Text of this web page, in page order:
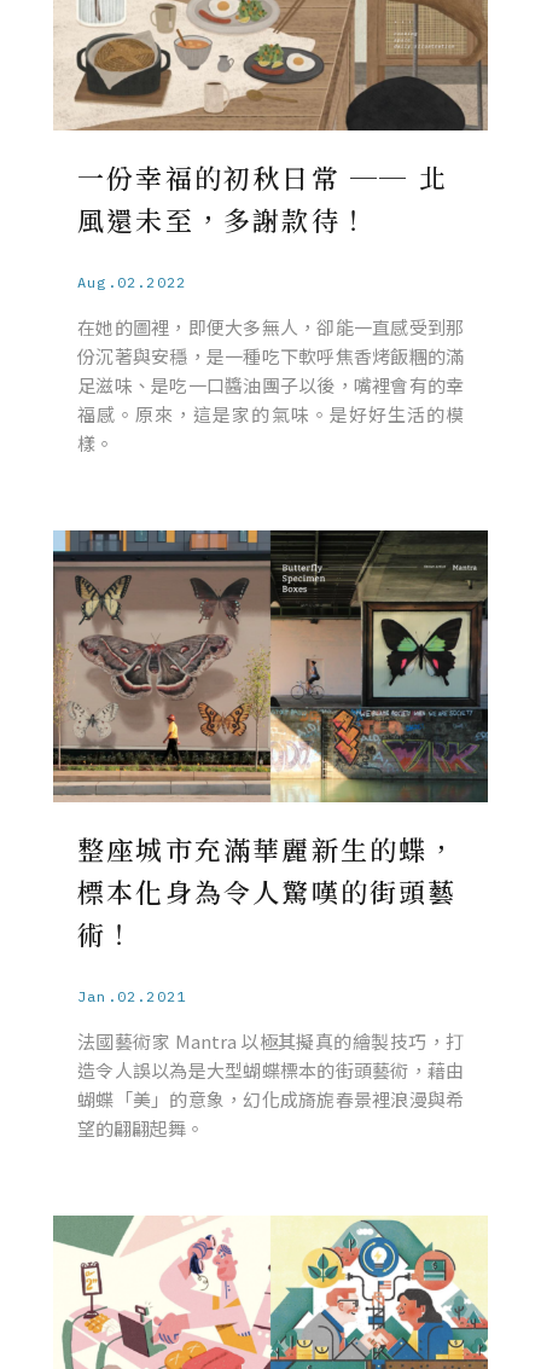
一份幸福的初秋日常 ── 北
風還未至，多謝款待！
Aug.02.2022
在她的圖裡，即便大多無人，卻能一直感受到那
份沉著與安穩，是一種吃下軟呼焦香烤飯糰的滿
足滋味、是吃一口醬油團子以後，嘴裡會有的幸
福感。原來，這是家的氣味。是好好生活的模
樣。
整座城市充滿華麗新生的蝶，
標本化身為令人驚嘆的街頭藝
術！
Jan.02.2021
法國藝術家 Mantra 以極其擬真的繪製技巧，打
造令人誤以為是大型蝴蝶標本的街頭藝術，藉由
蝴蝶「美」的意象，幻化成旖旎春景裡浪漫與希
望的翩翩起舞。